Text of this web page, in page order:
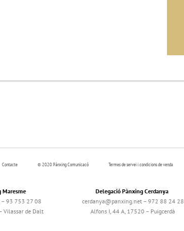
Contacte © 2020 Pànxing Comunicacó Termes de servei i condicions de venda
Maresme
– 93 753 27 08
Vilassar de Dalt
Delegació Pànxing Cerdanya
cerdanya@panxing.net – 972 88 24 28
Alfons I, 44 A, 17520 – Puigcerdà